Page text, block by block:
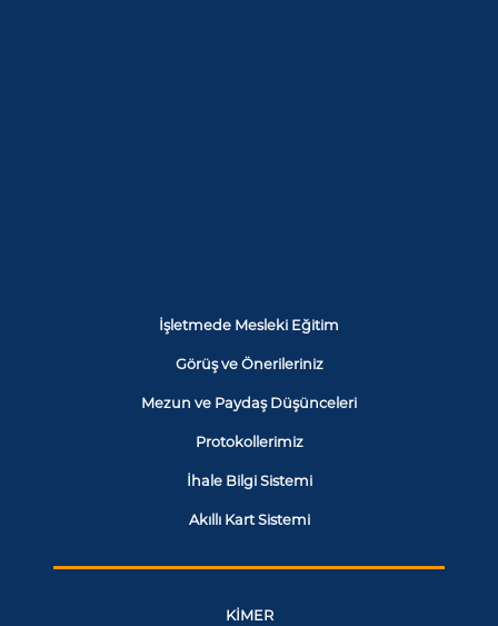
İşletmede Mesleki Eğitim
Görüş ve Önerileriniz
Mezun ve Paydaş Düşünceleri
Protokollerimiz
İhale Bilgi Sistemi
Akıllı Kart Sistemi
KİMER